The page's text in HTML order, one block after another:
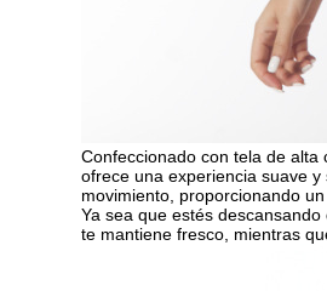
Confeccionado con tela de
ofrece una experiencia suave
movimiento, proporcionando
Ya sea que estés
te mantiene fresco, mientras